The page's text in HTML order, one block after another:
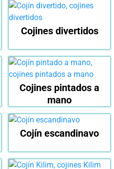
Cojines divertidos
Cojines pintados a
mano
Cojín escandinavo